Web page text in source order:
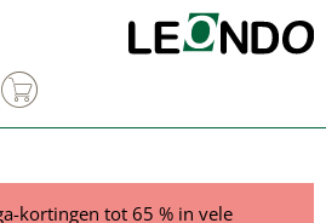
kortingen tot 65 % in vele